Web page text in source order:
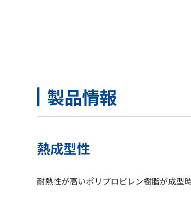
製品情報
熱成型性
耐熱性が高いポリプロピレン樹脂が成型